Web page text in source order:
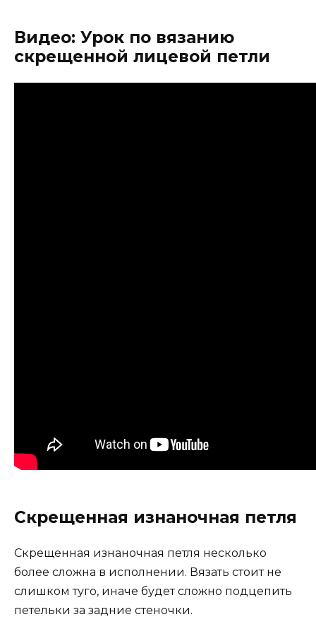
Видео: Урок по вязанию
скрещенной лицевой петли
Скрещенная изнаночная петля
Скрещенная изнаночная петля несколько
более сложна в исполнении. Вязать стоит не
слишком туго, иначе будет сложно подцепить
петельки за задние стеночки.